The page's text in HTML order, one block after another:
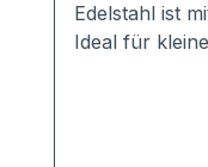
Edelstahl ist
Ideal für